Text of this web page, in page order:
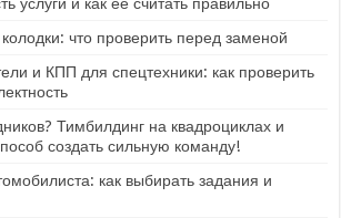
что проверить перед заменой
и КПП для спецтехники: как проверить
Тимбилдинг на квадроциклах и
создать сильную команду!
как выбирать задания и